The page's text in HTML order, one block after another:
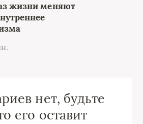
жизни меняют
нет, будьте
его оставит